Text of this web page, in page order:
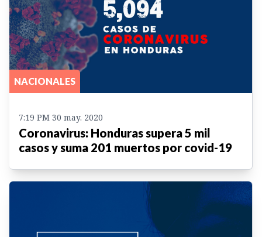
NACIONALES
7:19 PM 30 may. 2020
Coronavirus: Honduras supera 5 mil
casos y suma 201 muertos por covid-19